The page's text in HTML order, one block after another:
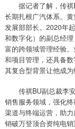
据记者了解，传祺
长期扎根广汽体系。
发展部部长。2020年
和数字化）的副总经
富的跨领域管理经验
和项目管理，还具备
其复合型背景让他成为
传祺BU副总裁李安
销售服务领域，强化
渠道与终端运营，助
销破万登顶合资纯电销